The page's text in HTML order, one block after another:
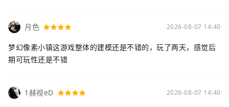
月色 2026-08-07 14:40
梦幻像素小镇这游戏整体的建模还是不错的，玩了两天，感觉后
期可玩性还是不错
1赫视eD 2026-08-07 14:40